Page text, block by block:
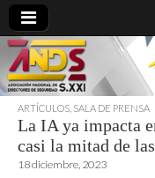
ARTÍCULOS SALA DE PRENSA
La IA ya impacta
casi la mitad de
18 diciembre, 2023